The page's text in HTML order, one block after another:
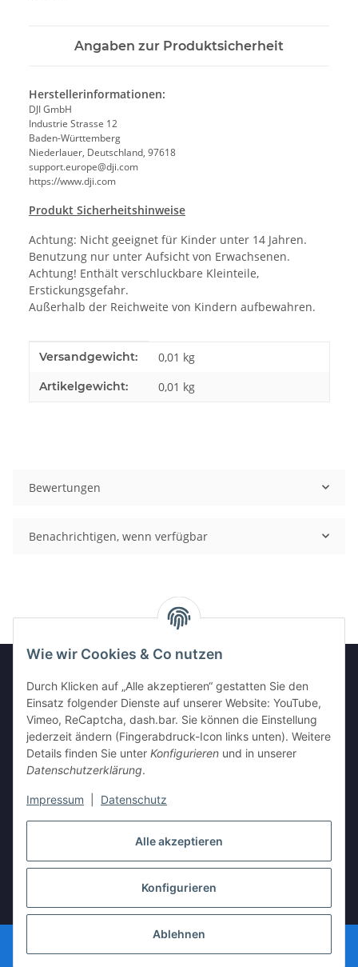
Alle akzeptieren
Konfigurieren
Ablehnen
Wie wir Cookies & Co nutzen
Durch Klicken auf „Alle akzeptieren“ gestatten Sie den
Einsatz folgender Dienste auf unserer Website: YouTube,
Vimeo, ReCaptcha, dash.bar. Sie können die Einstellung
jederzeit ändern (Fingerabdruck-Icon links unten). Weitere
Details finden Sie unter Konfigurieren und in unserer
Datenschutzerklärung.
Impressum Datenschutz
Angaben zur Produktsicherheit
Herstellerinformationen:
DJI GmbH
Industrie Strasse 12
Baden-Württemberg
Niederlauer, Deutschland, 97618
support.europe@dji.com
https://www.dji.com
Produkt Sicherheitshinweise
Achtung: Nicht geeignet für Kinder unter 14 Jahren.
Benutzung nur unter Aufsicht von Erwachsenen.
Achtung! Enthält verschluckbare Kleinteile,
Erstickungsgefahr.
Außerhalb der Reichweite von Kindern aufbewahren.
Produkteigenschaft
Wert
Versandgewicht: 0,01 kg
Artikelgewicht: 0,01 kg
Bewertungen
Benachrichtigen, wenn verfügbar
GESETZLICHE INFORMATIONEN
INFORMATIONEN
* Alle Preise inkl. gesetzlicher USt., zzgl.Versand
Powered byJTL-Shop| Cached byecomDATA LiteSpeed Cache| Cached